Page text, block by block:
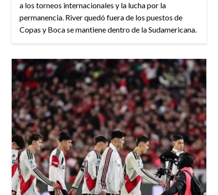
a los torneos internacionales y la lucha por la
permanencia. River quedó fuera de los puestos de
Copas y Boca se mantiene dentro de la Sudamericana.